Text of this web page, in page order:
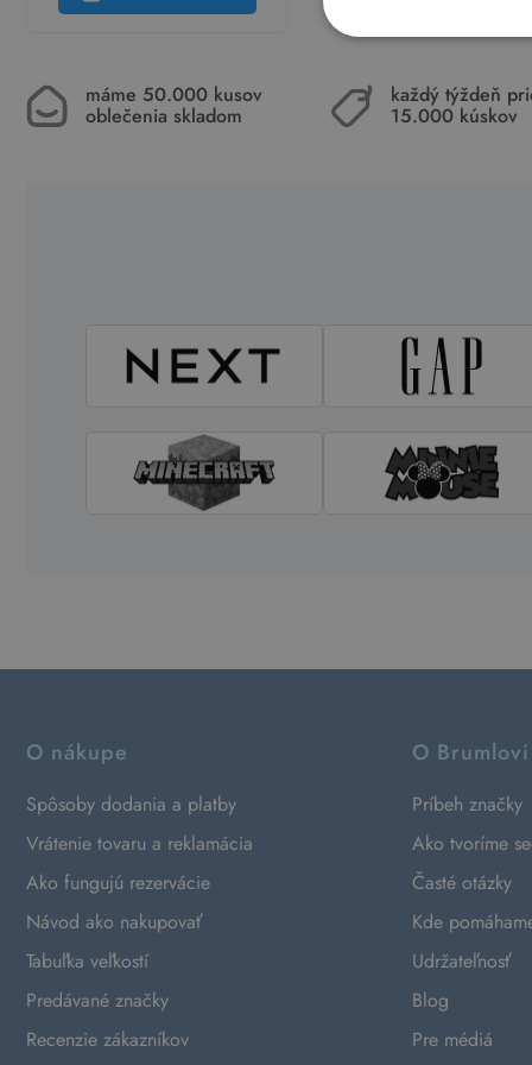
máme 50.000 kusov
oblečenia skladom
každý týždeň
15.000 kúskov
O nákupe
Spôsoby dodania a platby
Vrátenie tovaru a reklamácia
Ako fungujú rezervácie
Návod ako nakupovať
Tabuľka veľkostí
Predávané značky
Recenzie zákazníkov
O Brumlovi
Príbeh značky
Ako tvoríme
Časté otázky
Kde
Udržateľnosť
Blog
Pre médiá